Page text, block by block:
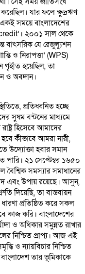
যার ফলে ক্ষুদ্রঋণ
একই সময়ে বাংলাদেশের
২০০১ সাল থেকে
বাৎসরিক যে রেজুল্যুশন
ও নিরাপত্তা’ (WPS)
গৃহীত হয়েছিল, তা
ও অবদান।
প্রতিধ্বনিত হচ্ছে
সুষম বন্টনের মাধ্যমে
হিসেবে আমাদের
কীভাবে আমরা নারী,
হবার সমান
পারি। ২১ সেপ্টেম্বর ১৬৫০
বৈশ্বিক সমস্যার সমাধানের
এবং উপায় রয়েছে। আসুন,
দিয়েছি, তা বাস্তবায়ন
প্রতিষ্ঠিত করে সকল
কাজ করি। বাংলাদেশের
ও অধিকার সমুন্নত রাখার
নিশ্চিত প্রাপ্য। আজ এই
ও ন্যায়বিচার নিশ্চিত
তার ভূমিকাকে